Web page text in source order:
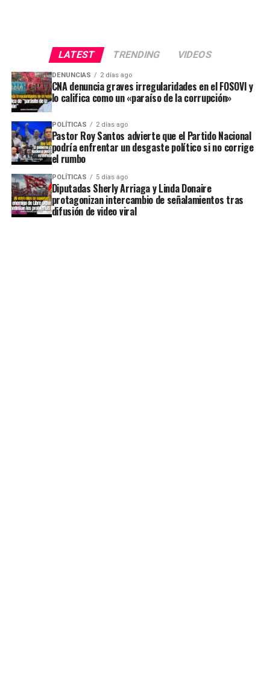
LATEST TRENDING VIDEOS
DENUNCIAS 2 días ago
CNA denuncia graves irregularidades en el FOSOVI y
lo califica como un «paraíso de la corrupción»
POLÍTICAS 2 días ago
Pastor Roy Santos advierte que el Partido Nacional
podría enfrentar un desgaste político si no corrige
el rumbo
POLÍTICAS 5 días ago
Diputadas Sherly Arriaga y Linda Donaire
protagonizan intercambio de señalamientos tras
difusión de video viral